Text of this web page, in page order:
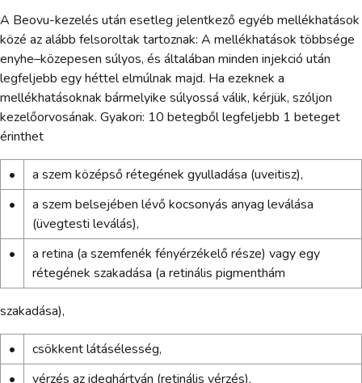
A Beovu-kezelés után esetleg jelentkező egyéb mellékhatások
közé az alább felsoroltak tartoznak: A mellékhatások többsége
enyhe–közepesen súlyos, és általában minden injekció után
legfeljebb egy héttel elmúlnak majd. Ha ezeknek a
mellékhatásoknak bármelyike súlyossá válik, kérjük, szóljon
kezelőorvosának. Gyakori: 10 betegből legfeljebb 1 beteget
érinthet
•
a szem középső rétegének gyulladása (uveitisz),
•
a szem belsejében lévő kocsonyás anyag leválása
(üvegtesti leválás),
•
a retina (a szemfenék fényérzékelő része) vagy egy
rétegének szakadása (a retinális pigmenthám
szakadása),
•
csökkent látásélesség,
•
vérzés az ideghártyán (retinális vérzés),